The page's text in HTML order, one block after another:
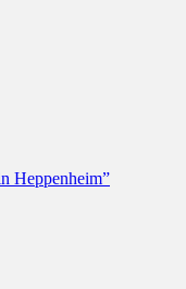
Heppenheim”